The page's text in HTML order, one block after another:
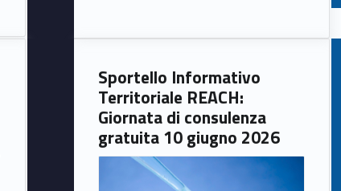
Sportello Informativo
Territoriale REACH:
Giornata di consulenza
gratuita 10 giugno 2026